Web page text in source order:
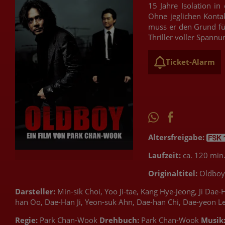
15 Jahre Isolation in
Ohne jeglichen
muss er den Grund
Thriller voller
Ticket-Alarm
Altersfreigabe:
Laufzeit: ca. 120 min.
Originaltitel: Oldboy
Darsteller: Min-sik Choi, Yoo Ji-tae, Kang Hye-Jeong, Ji
han Oo, Dae-Han Ji, Yeon-suk Ahn, Dae-han Chi, Dae-yeon
Regie: Park Chan-Wook Drehbuch: Park Chan-Wook Musik: